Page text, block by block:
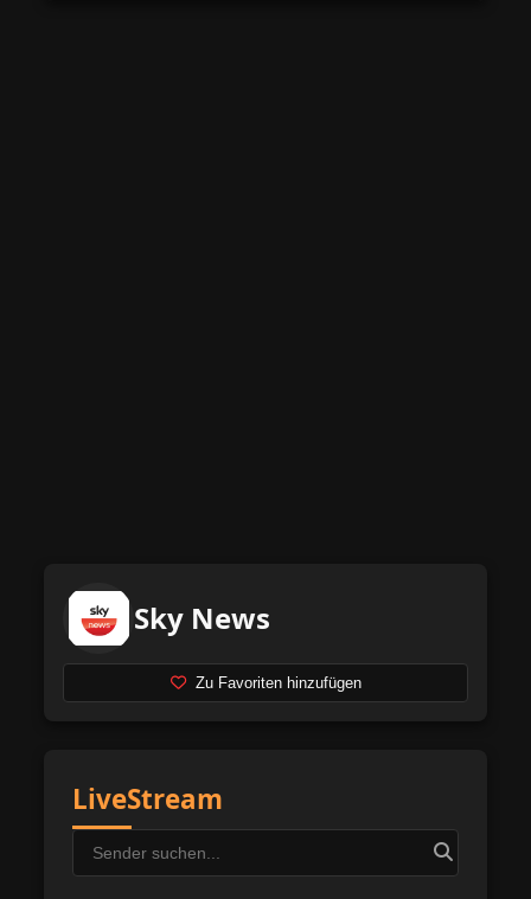
Sky News
Zu Favoriten hinzufügen
LiveStream